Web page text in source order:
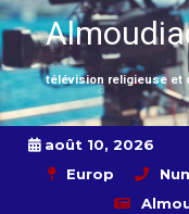
content
télévision religieuse et
août 10, 2026
Europ